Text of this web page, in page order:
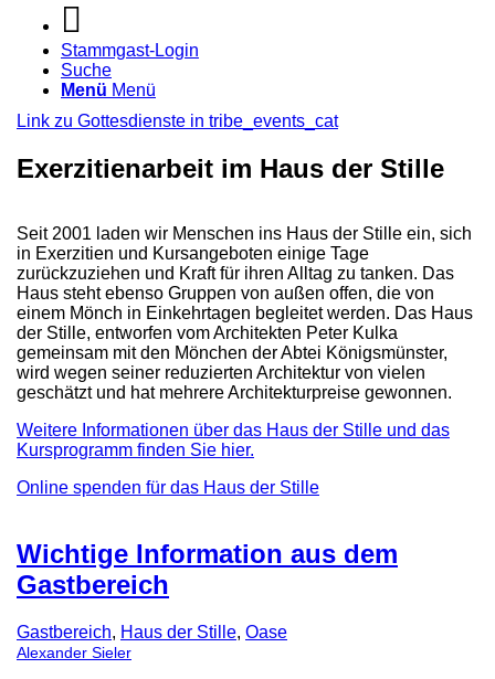
Stammgast-Login
Suche
Menü Menü
Link zu Gottesdienste in tribe_events_cat
Exerzitienarbeit im Haus der Stille
Seit 2001 laden wir Menschen ins Haus der Stille ein, sich
in Exerzitien und Kursangeboten einige Tage
zurückzuziehen und Kraft für ihren Alltag zu tanken. Das
Haus steht ebenso Gruppen von außen offen, die von
einem Mönch in Einkehrtagen begleitet werden. Das Haus
der Stille, entworfen vom Architekten Peter Kulka
gemeinsam mit den Mönchen der Abtei Königsmünster,
wird wegen seiner reduzierten Architektur von vielen
geschätzt und hat mehrere Architekturpreise gewonnen.
Weitere Informationen über das Haus der Stille und das
Kursprogramm finden Sie hier.
Online spenden für das Haus der Stille
Wichtige Information aus dem
Gastbereich
Gastbereich, Haus der Stille, Oase
Alexander Sieler